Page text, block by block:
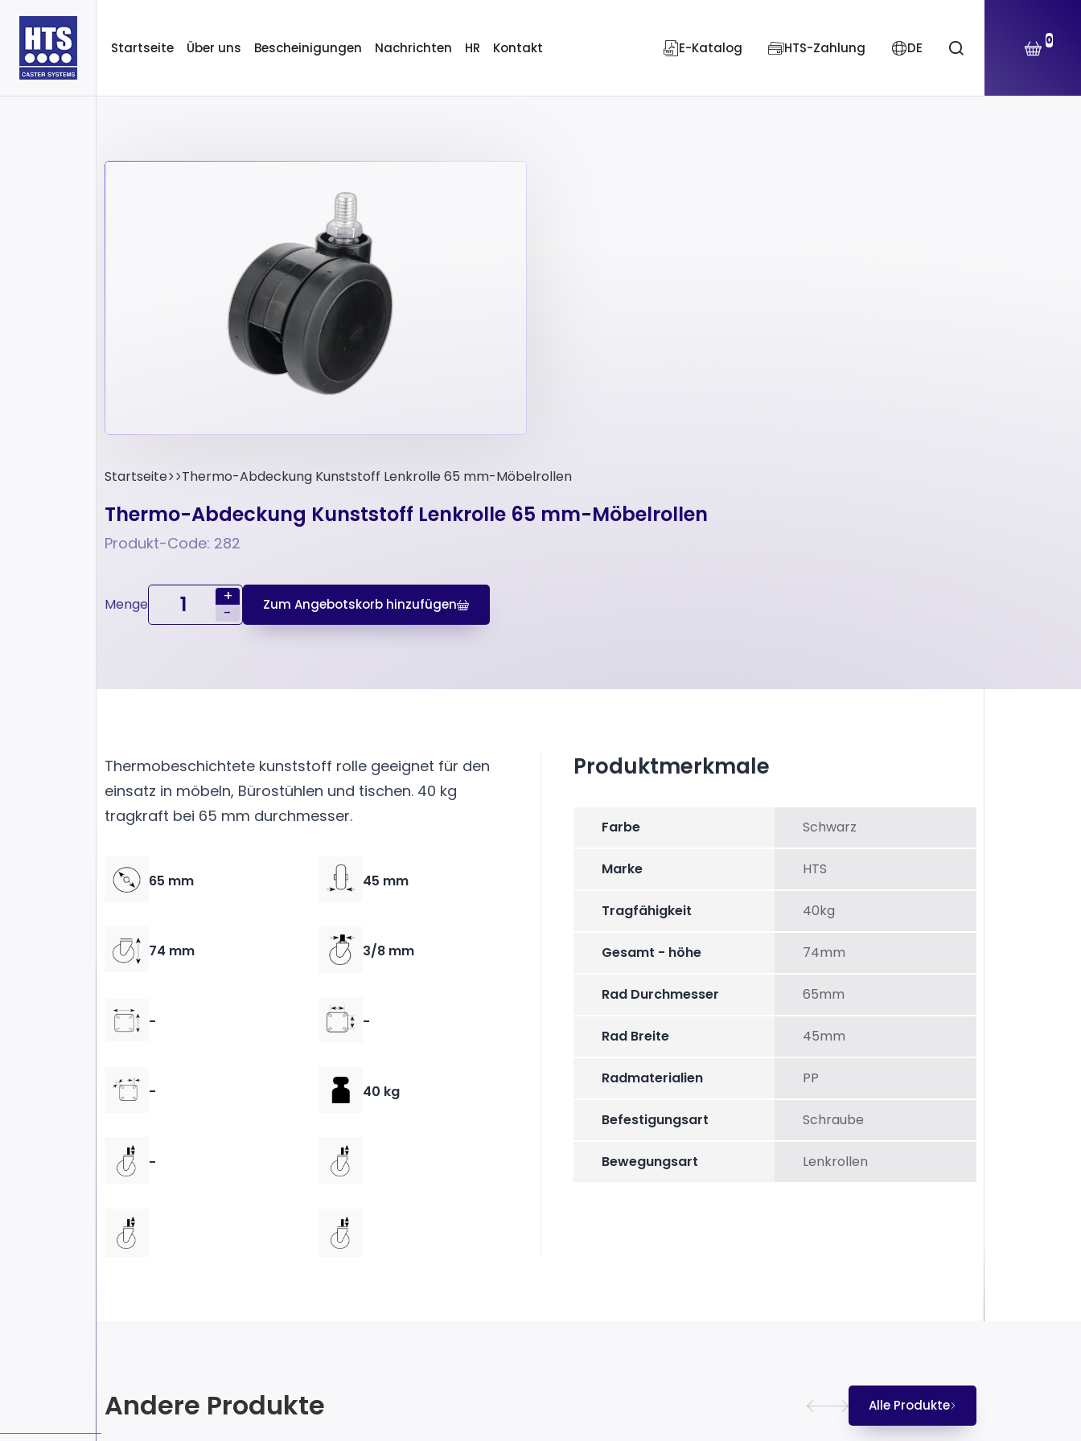
Startseite Über uns Bescheinigungen Nachrichten HR Kontakt E-Katalog HTS-Zahlung DE 0
Startseite Thermo-Abdeckung Kunststoff Lenkrolle 65 mm-Möbelrollen
Thermo-Abdeckung Kunststoff Lenkrolle 65 mm-Möbelrollen
Produkt-Code: 282
Menge
+
-
Zum Angebotskorb hinzufügen
Thermobeschichtete kunststoff rolle geeignet für den
einsatz in möbeln, Bürostühlen und tischen. 40 kg
tragkraft bei 65 mm durchmesser.
65 mm 45 mm
74 mm 3/8 mm
- -
- 40 kg
-
Produktmerkmale
Farbe Schwarz
Marke HTS
Tragfähigkeit 40kg
Gesamt - höhe 74mm
Rad Durchmesser 65mm
Rad Breite 45mm
Radmaterialien PP
Befestigungsart Schraube
Bewegungsart Lenkrollen
Andere Produkte Alle Produkte